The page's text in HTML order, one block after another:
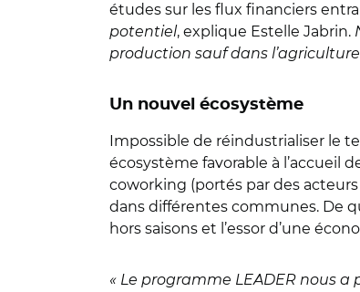
études sur les flux financiers
potentiel, explique Estelle Jabrin.
production sauf dans
Un nouvel écosystème
Impossible de réindustrialiser le
écosystème favorable à l’accueil
coworking (portés par des
dans différentes communes. De
hors saisons et l’essor d’une
« Le programme LEADER nous